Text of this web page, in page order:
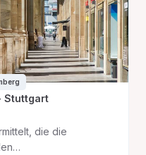
Stuttgart
die die